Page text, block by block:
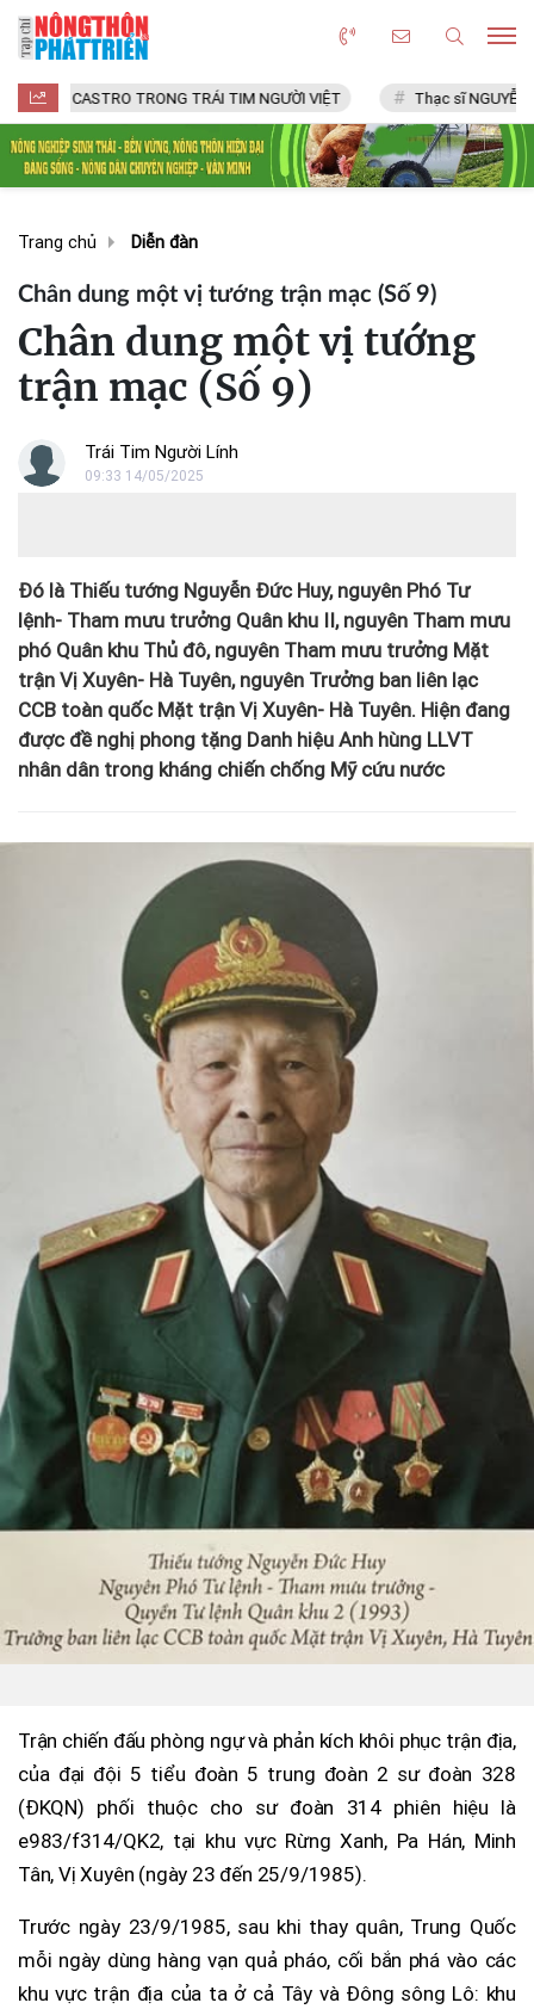
TRONG TRÁI TIM NGƯỜI VIỆT Thạc sĩ NGUYỄN VĂN CHÍ
Trang chủ Diễn đàn
Chân dung một vị tướng trận mạc (Số 9)
Chân dung một vị tướng
trận mạc (Số 9)
Trái Tim Người Lính
09:33 14/05/2025
Đó là Thiếu tướng Nguyễn Đức Huy, nguyên Phó Tư
lệnh- Tham mưu trưởng Quân khu II, nguyên Tham mưu
phó Quân khu Thủ đô, nguyên Tham mưu trưởng Mặt
trận Vị Xuyên- Hà Tuyên, nguyên Trưởng ban liên lạc
CCB toàn quốc Mặt trận Vị Xuyên- Hà Tuyên. Hiện đang
được đề nghị phong tặng Danh hiệu Anh hùng LLVT
nhân dân trong kháng chiến chống Mỹ cứu nước
Trận chiến đấu phòng ngự và phản kích khôi phục trận địa,
của đại đội 5 tiểu đoàn 5 trung đoàn 2 sư đoàn 328
(ĐKQN) phối thuộc cho sư đoàn 314 phiên hiệu là
e983/f314/QK2, tại khu vực Rừng Xanh, Pa Hán, Minh
Tân, Vị Xuyên (ngày 23 đến 25/9/1985).
Trước ngày 23/9/1985, sau khi thay quân, Trung Quốc
mỗi ngày dùng hàng vạn quả pháo, cối bắn phá vào các
khu vực trận địa của ta ở cả Tây và Đông sông Lô: khu